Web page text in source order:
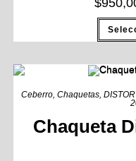
Ceberro Chaquetas
Chaqueta